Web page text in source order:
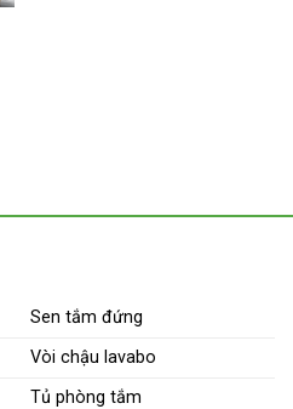
Sen tắm đứng
Vòi chậu lavabo
Tủ phòng tắm